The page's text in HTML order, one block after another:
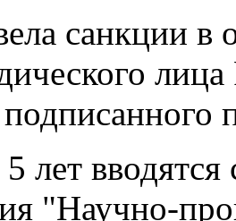
санкции
подписанного
лет
"Научно-